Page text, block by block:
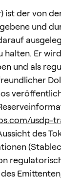
ist der von
und
halten. Er
und als
usdp-
des